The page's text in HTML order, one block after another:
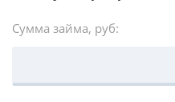
Сумма займа, руб: